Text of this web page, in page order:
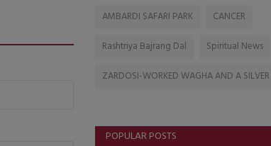
AMBARDI SAFARI PARK
CANCER
Rashtriya Bajrang Dal
Spiritual News
ZARDOSI-WORKED WAGHA AND A
POPULAR POSTS